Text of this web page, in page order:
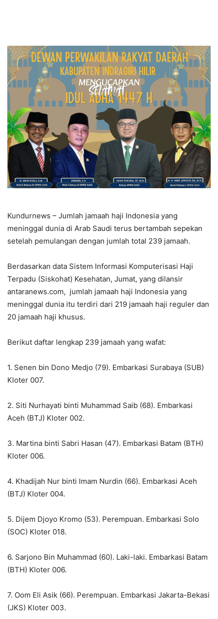
Kundurnews – Jumlah jamaah haji Indonesia yang
meninggal dunia di Arab Saudi terus bertambah sepekan
setelah pemulangan dengan jumlah total 239 jamaah.
Berdasarkan data Sistem Informasi Komputerisasi Haji
Terpadu (Siskohat) Kesehatan, Jumat, yang dilansir
antaranews.com, jumlah jamaah haji Indonesia yang
meninggal dunia itu terdiri dari 219 jamaah haji reguler dan
20 jamaah haji khusus.
Berikut daftar lengkap 239 jamaah yang wafat:
1. Senen bin Dono Medjo (79). Embarkasi Surabaya (SUB)
Kloter 007.
2. Siti Nurhayati binti Muhammad Saib (68). Embarkasi
Aceh (BTJ) Kloter 002.
3. Martina binti Sabri Hasan (47). Embarkasi Batam (BTH)
Kloter 006.
4. Khadijah Nur binti Imam Nurdin (66). Embarkasi Aceh
(BTJ) Kloter 004.
5. Dijem Djoyo Kromo (53). Perempuan. Embarkasi Solo
(SOC) Kloter 018.
6. Sarjono Bin Muhammad (60). Laki-laki. Embarkasi Batam
(BTH) Kloter 006.
7. Oom Eli Asik (66). Perempuan. Embarkasi Jakarta-Bekasi
(JKS) Kloter 003.